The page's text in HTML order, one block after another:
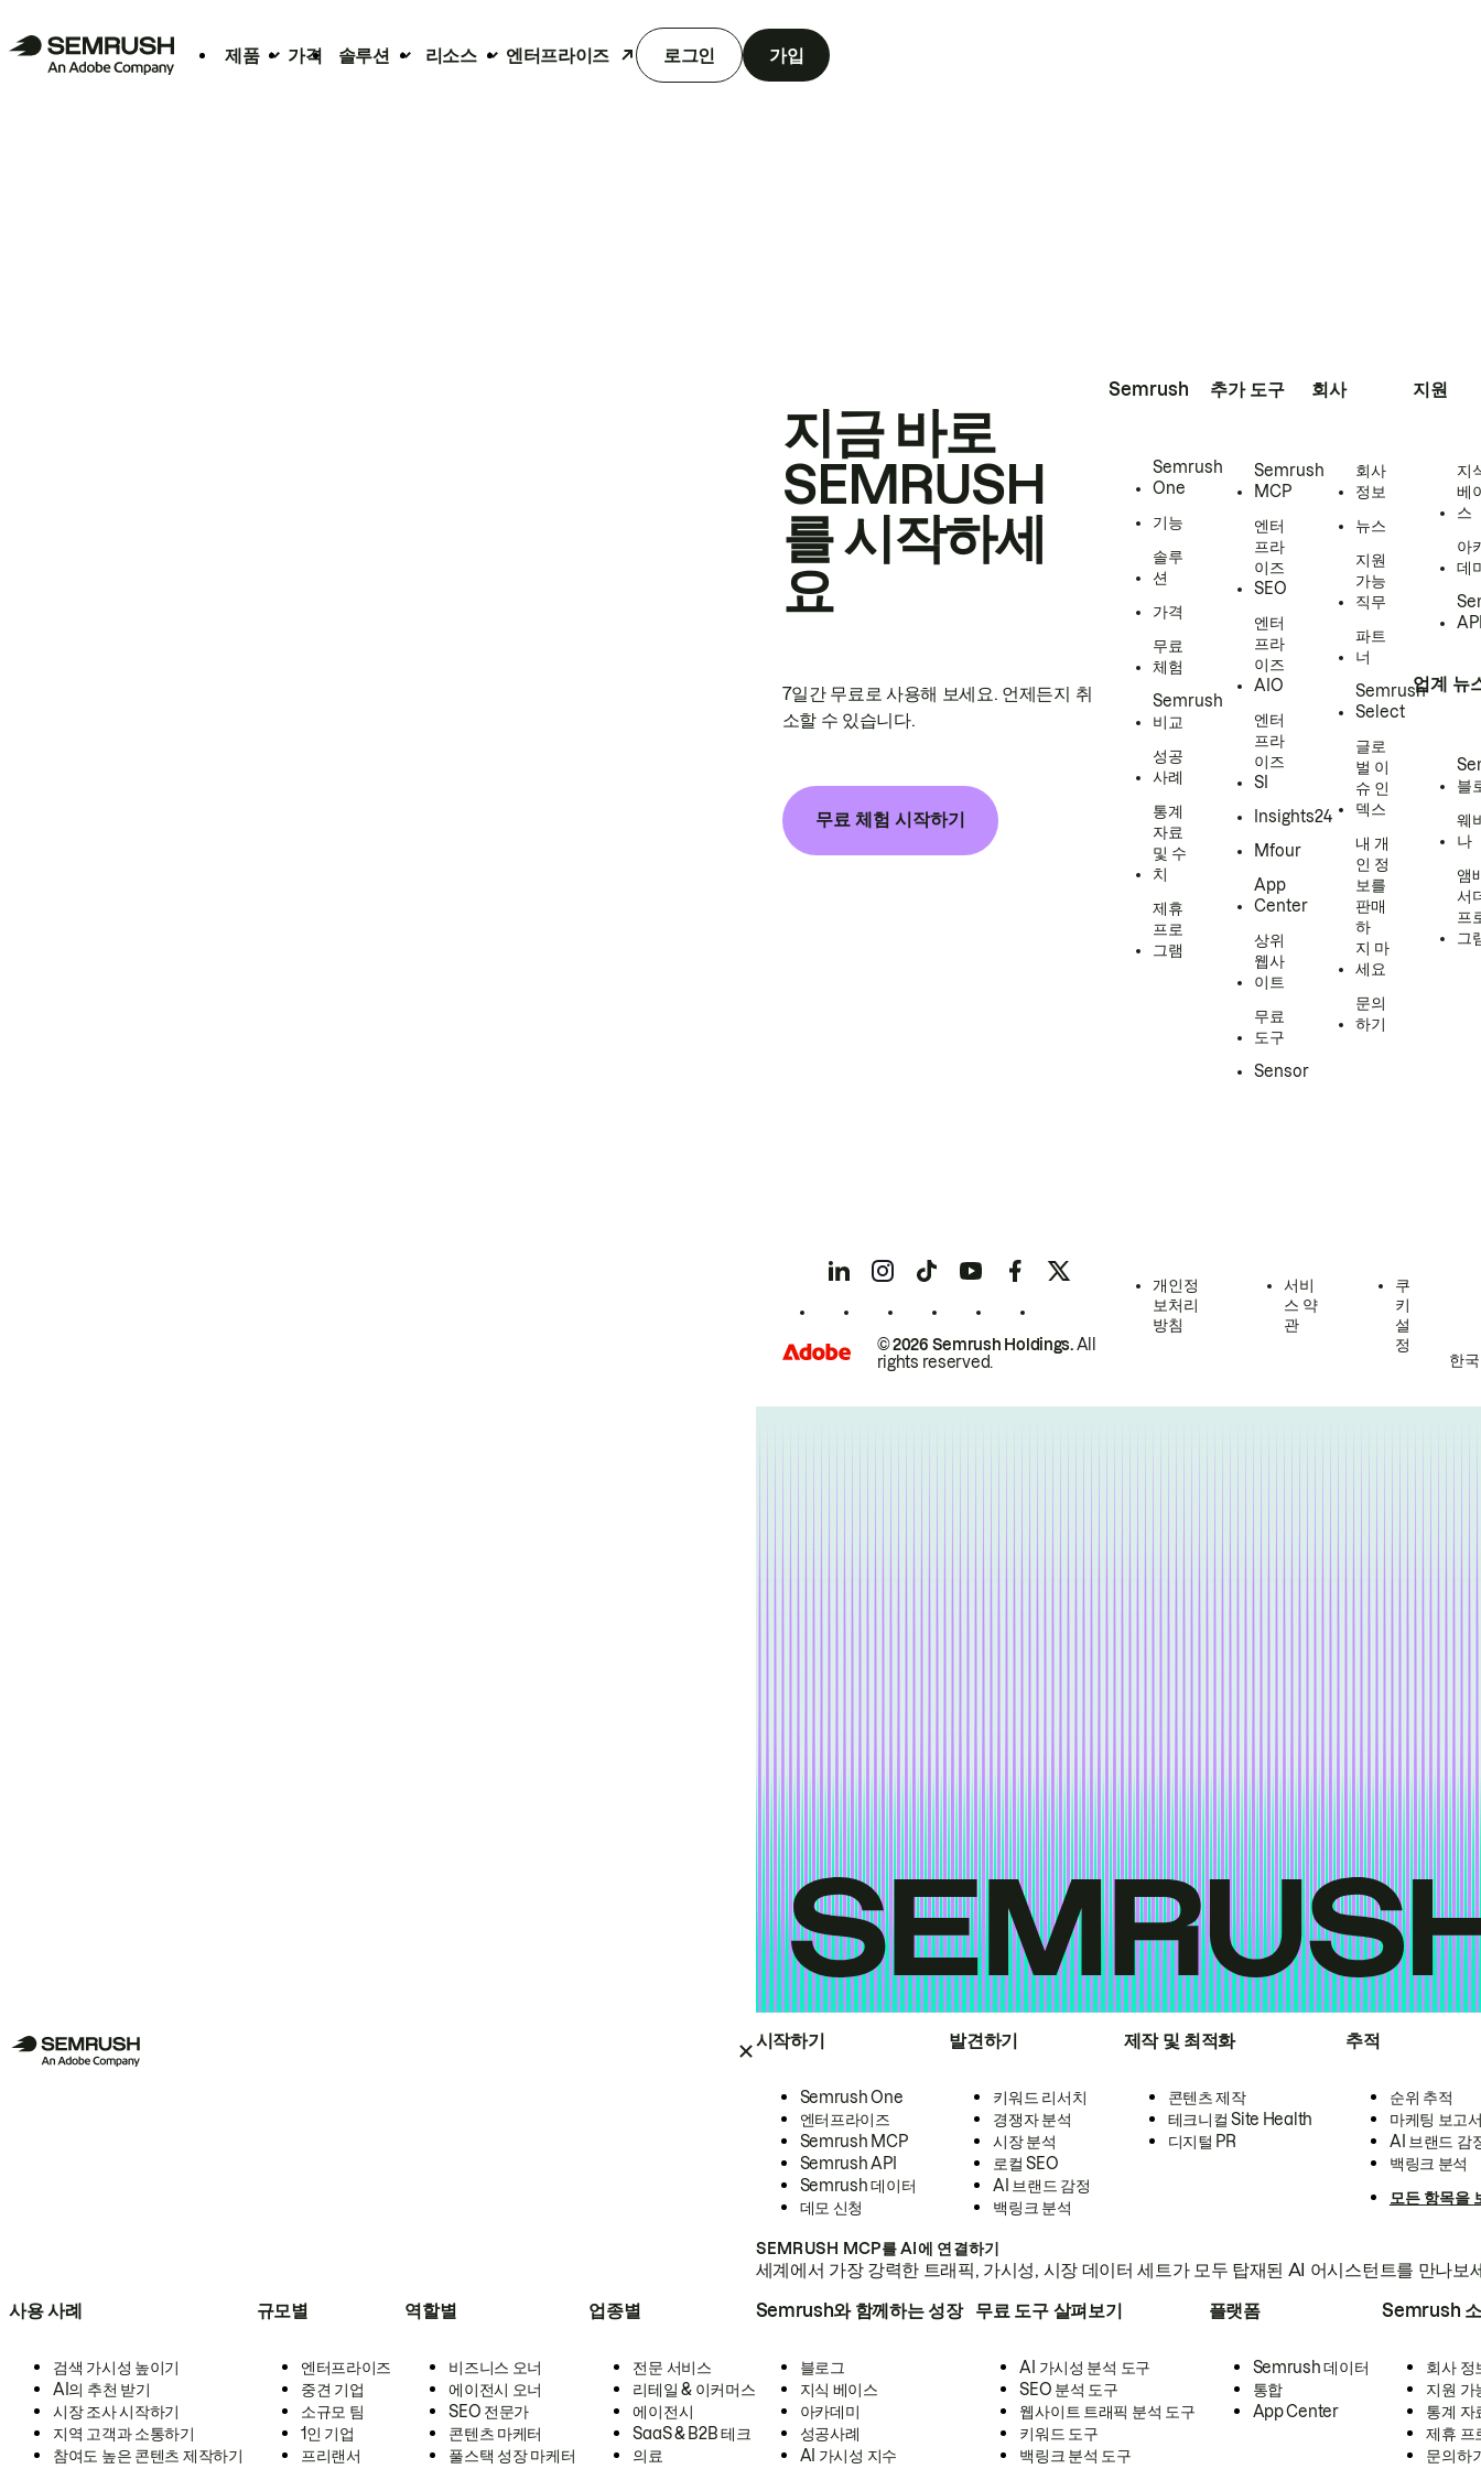
제품 가격 솔루션 리소스 엔터프라이즈 로그인 가입
시작하기
Semrush One
엔터프라이즈
Semrush MCP
Semrush API
Semrush 데이터
데모 신청
발견하기
키워드 리서치
경쟁자 분석
시장 분석
로컬 SEO
AI 브랜드 감정
백링크 분석
제작 및 최적화
콘텐츠 제작
테크니컬 Site Health
디지털 PR
추적
순위 추적
마케팅 보고
AI 브랜드 감
백링크 분석
모든 항목을
SEMRUSH MCP를 AI에 연결하기
세계에서 가장 강력한 트래픽, 가시성, 시장 데이터 세트가 모두 탑재된 AI 어시스턴트를 만나보
사용 사례
검색 가시성 높이기
AI의 추천 받기
시장 조사 시작하기
지역 고객과 소통하기
참여도 높은 콘텐츠 제작하기
규모별
엔터프라이즈
중견 기업
소규모 팀
1인 기업
프리랜서
역할별
비즈니스 오너
에이전시 오너
SEO 전문가
콘텐츠 마케터
풀스택 성장 마케터
업종별
전문 서비스
리테일 & 이커머스
에이전시
SaaS & B2B 테크
의료
Semrush와 함께하는 성장
블로그
지식 베이스
아카데미
성공사례
AI 가시성 지수
무료 도구 살펴보기
AI 가시성 분석 도구
SEO 분석 도구
웹사이트 트래픽 분석 도구
키워드 도구
백링크 분석 도구
플랫폼
Semrush 데이터
통합
App Center
Semrush
회사 정
지원 가
통계 자
제휴 프
문의하
지금 바로
SEMRUSH
를 시작하세
요
7일간 무료로 사용해 보세요. 언제든지 취
소할 수 있습니다.
무료 체험 시작하기
Semrush
Semrush
One
기능
솔루
션
가격
무료
체험
Semrush
비교
성공
사례
통계
자료
및 수
치
제휴
프로
그램
추가 도구
Semrush
MCP
엔터
프라
이즈
SEO
엔터
프라
이즈
AIO
엔터
프라
이즈
SI
Insights24
Mfour
App
Center
상위
웹사
이트
무료
도구
Sensor
회사
회사
정보
뉴스
지원
가능
직무
파트
너
Semrush
Select
글로
벌 이
슈 인
덱스
내 개
인 정
보를
판매
하
지 마
세요
문의
하기
지원
지
베
스
아
데
업계 뉴
블
웨
나
앰
서
프
그
© 2026 Semrush Holdings.All
rights reserved.
개인정
보처리
방침
서비
스 약
관
쿠
키
설
정
한